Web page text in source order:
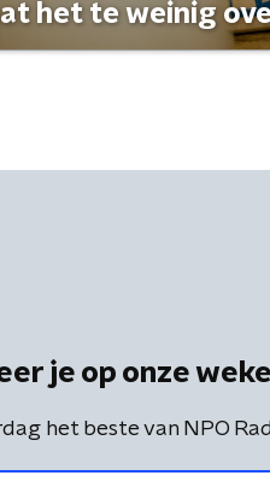
het te weinig
je op onze
het beste van NPO